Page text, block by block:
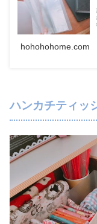
hohohohome.com
ハンカチティッ